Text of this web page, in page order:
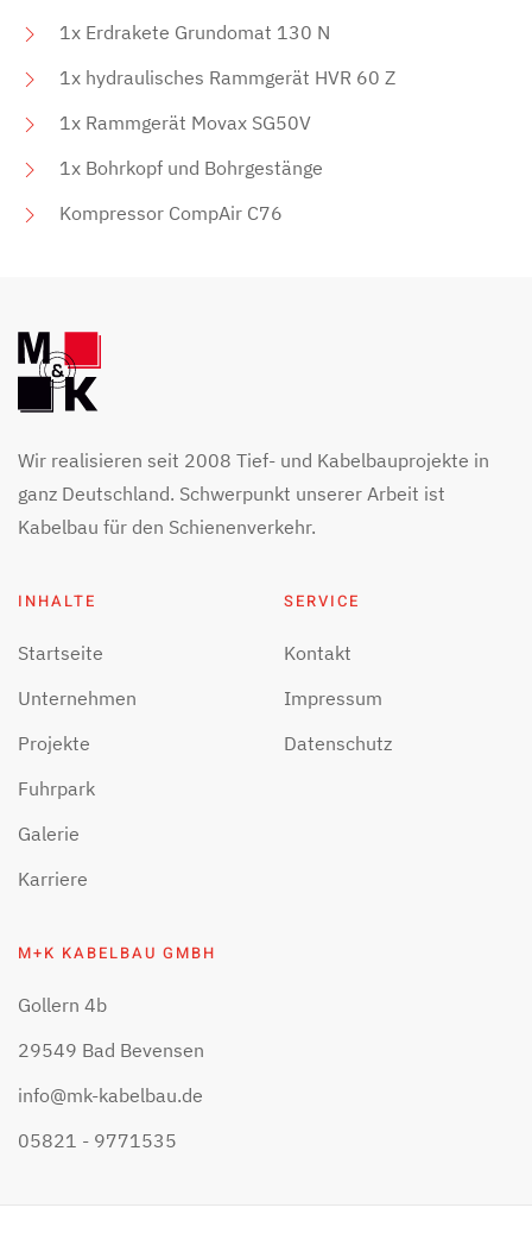
1x Erdrakete Grundomat 130 N
1x hydraulisches Rammgerät HVR 60 Z
1x Rammgerät Movax SG50V
1x Bohrkopf und Bohrgestänge
Kompressor CompAir C76
Wir realisieren seit 2008 Tief- und Kabelbauprojekte in
ganz Deutschland. Schwerpunkt unserer Arbeit ist
Kabelbau für den Schienenverkehr.
INHALTE
Startseite
Unternehmen
Projekte
Fuhrpark
Galerie
Karriere
SERVICE
Kontakt
Impressum
Datenschutz
M+K KABELBAU GMBH
Gollern 4b
29549 Bad Bevensen
info@mk-kabelbau.de
05821 - 9771535